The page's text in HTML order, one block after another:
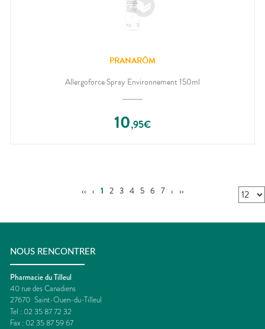
PRANARÔM
Allergoforce Spray Environnement 150ml
10,95€
‹‹ ‹ 1 2 3 4 5 6 7 › ››
NOUS RENCONTRER
Pharmacie du Tilleul
40 rue des Canadiens
27670 Saint-Ouen-du-Tilleul
Tel : 02 35 87 72 32
Fax : 02 35 87 59 67